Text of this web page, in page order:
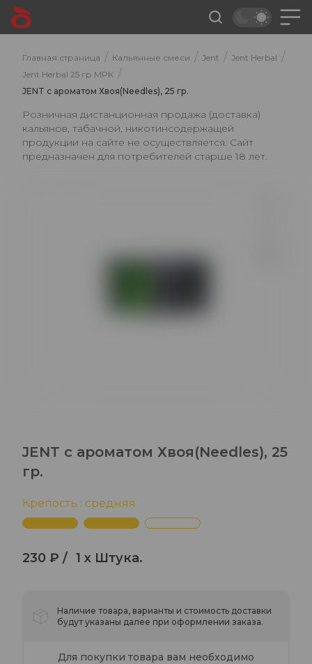
Главная страница / Кальянные смеси / Jent / Jent Herbal /
Jent Herbal 25 гр MPK /
JENT с ароматом Хвоя(Needles), 25 гр.
Розничная дистанционная продажа (доставка)
кальянов, табачной, никотинсодержащей
продукции на сайте не осуществляется. Сайт
предназначен для потребителей старше 18 лет.
JENT с ароматом Хвоя(Needles), 25
гр.
Крепость : средняя
230 ₽ / 1 x Штука.
Наличие товара, варианты и стоимость доставки
будут указаны далее при оформлении заказа.
Для покупки товара вам необходимо